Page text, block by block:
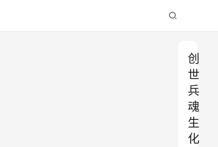
创
世
兵
魂
生
化